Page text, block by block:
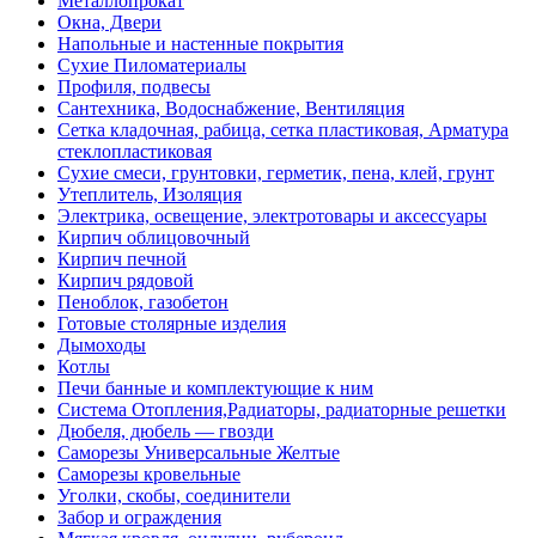
Окна, Двери
Напольные и настенные покрытия
Сухие Пиломатериалы
Профиля, подвесы
Сантехника, Водоснабжение, Вентиляция
Сетка кладочная, рабица, сетка пластиковая, Арматура
стеклопластиковая
Сухие смеси, грунтовки, герметик, пена, клей, грунт
Утеплитель, Изоляция
Электрика, освещение, электротовары и аксессуары
Кирпич облицовочный
Кирпич печной
Кирпич рядовой
Пеноблок, газобетон
Готовые столярные изделия
Дымоходы
Котлы
Печи банные и комплектующие к ним
Система Отопления,Радиаторы, радиаторные решетки
Дюбеля, дюбель — гвозди
Саморезы Универсальные Желтые
Саморезы кровельные
Уголки, скобы, соединители
Забор и ограждения